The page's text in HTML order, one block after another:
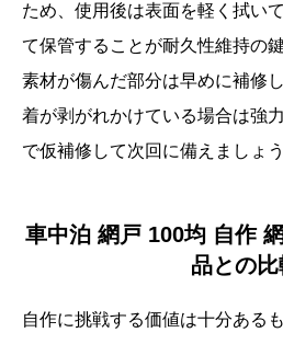
ため、使用後は表面を軽く拭い
て保管することが耐久性維持の鍵
素材が傷んだ部分は早めに補修
着が剥がれかけている場合は強
で仮補修して次回に備えましょう
車中泊 網戸 100均 自作
品との
自作に挑戦する価値は十分ある